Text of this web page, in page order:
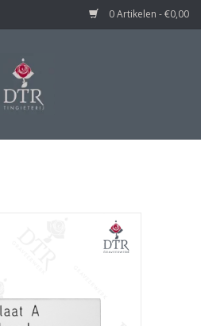
0 Artikelen - €0,00